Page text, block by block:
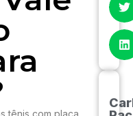
tênis com placa